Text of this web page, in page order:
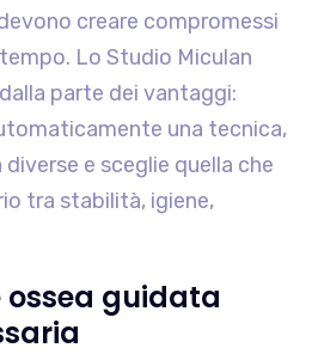
creare compromessi
Lo Studio Miculan
parte dei vantaggi:
una tecnica,
e sceglie quella che
tra stabilità, igiene,
ossea guidata